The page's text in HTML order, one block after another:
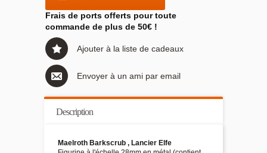
Frais de ports offerts pour toute
commande de plus de 50€ !
Ajouter à la liste de cadeaux
Envoyer à un ami par email
Description
Maelroth Barkscrub , Lancier Elfe